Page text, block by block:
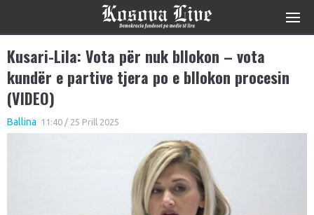
Kusari-Lila: Vota për nuk bllokon – vota
kundër e partive tjera po e bllokon procesin
(VIDEO)
Ballina 11:40 / 25 Prill 2025